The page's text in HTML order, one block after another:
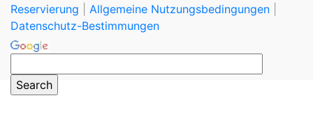
Reservierung
Allgemeine Nutzungsbedingungen
Datenschutz-Bestimmungen